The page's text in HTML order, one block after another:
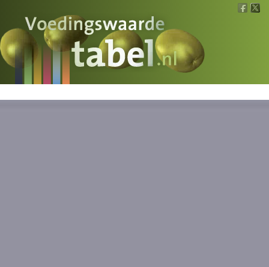
Voedingswaarde
Wat is wat?